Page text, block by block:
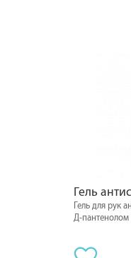
Гель
Гель для рук
Д-